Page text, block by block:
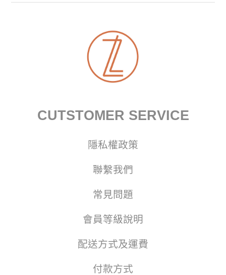
CUTSTOMER SERVICE
隱私權政策
聯繫我們
常見問題
會員等級說明
配送方式及運費
付款方式